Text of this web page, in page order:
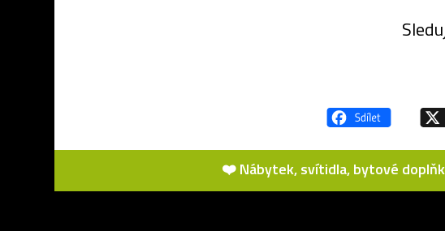
❤️ Nábytek, svítidla, bytové